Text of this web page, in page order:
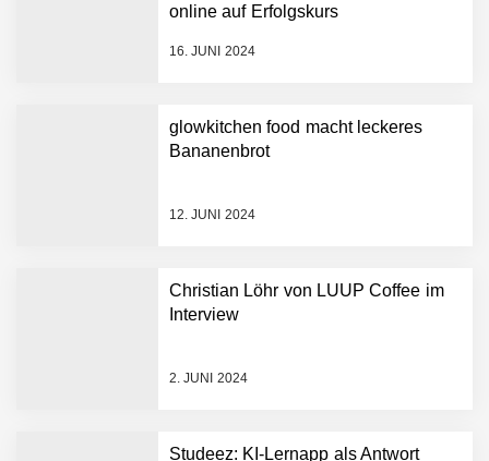
online auf Erfolgskurs
16. JUNI 2024
glowkitchen food macht leckeres
Bananenbrot
12. JUNI 2024
Christian Löhr von LUUP Coffee im
Interview
2. JUNI 2024
Studeez: KI-Lernapp als Antwort
Boutiqua Portuguesa
Online Shop für